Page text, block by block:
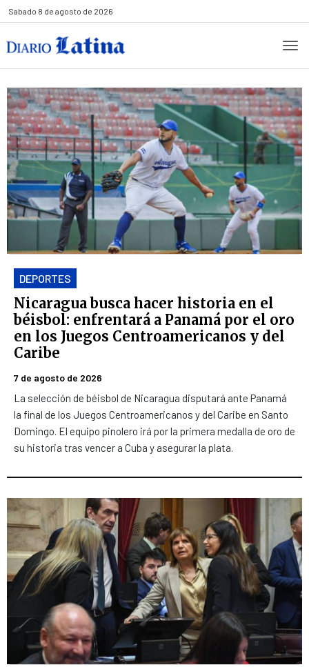
Sabado 8 de agosto de 2026
DEPORTES
Nicaragua busca hacer historia en el
béisbol: enfrentará a Panamá por el oro
en los Juegos Centroamericanos y del
Caribe
7 de agosto de 2026
La selección de béisbol de Nicaragua disputará ante Panamá
la final de los Juegos Centroamericanos y del Caribe en Santo
Domingo. El equipo pinolero irá por la primera medalla de oro de
su historia tras vencer a Cuba y asegurar la plata.